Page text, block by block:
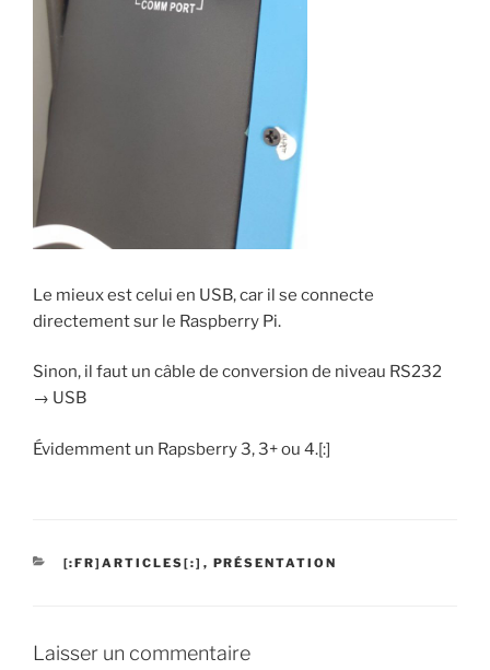
Le mieux est celui en USB, car il se connecte
directement sur le Raspberry Pi.
Sinon, il faut un câble de conversion de niveau RS232
→ USB
Évidemment un Rapsberry 3, 3+ ou 4.[:]
CATÉGORIES
[:FR]ARTICLES[:] , PRÉSENTATION
Laisser un commentaire